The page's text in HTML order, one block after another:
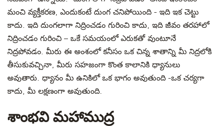
మంచి వ్యక్తీకరణ, ఎందుకంటే దుంగ చనిపోయింది - ఇది ఇక చెట్టు
కాదు. ఇది దుంగలాగా నిద్రించడం గురించి కాదు, ఇది జీవం తరహాలో
నిద్రించడం గురించి – ఒకే సమయంలో ఎరుకతో వుంటూనే
నిద్రపోవడం. మీరు ఈ అంశంలో కనీసం ఒక చిన్న శాతాన్ని మీ నిద్రలోకి
తీసుకువచ్చినా, మీరు సహజంగా కొంత కాలానికి ధ్యానులు
అవుతారు. ధ్యానం మీ ఉనికిలో ఒక భాగం అవుతుంది -ఒక చర్యగా
కాదు, మీ లక్షణంగా అవుతుంది.
శాంభవి మహాముద్ర